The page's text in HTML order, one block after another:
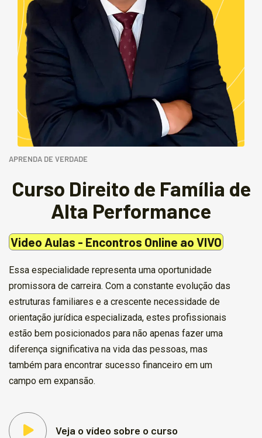
APRENDA DE VERDADE
Curso Direito de Família de
Alta Performance
Video Aulas - Encontros Online ao VIVO
Essa especialidade representa uma oportunidade
promissora de carreira. Com a constante evolução das
estruturas familiares e a crescente necessidade de
orientação jurídica especializada, estes profissionais
estão bem posicionados para não apenas fazer uma
diferença significativa na vida das pessoas, mas
também para encontrar sucesso financeiro em um
campo em expansão.
Veja o vídeo sobre o curso